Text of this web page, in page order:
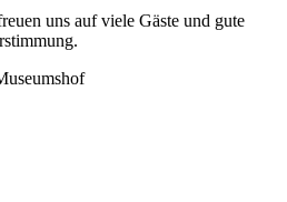
uns auf viele Gäste und gute